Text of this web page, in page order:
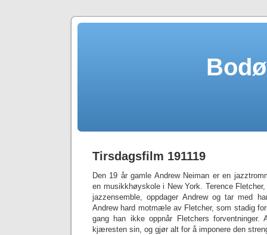
Tirsdagsfilm 191119
Den 19 år gamle Andrew Neiman er en
en musikkhøyskole i New York. Terence
jazzensemble, oppdager Andrew og tar med
Andrew hard motmæle av Fletcher, som stadig
gang han ikke oppnår Fletchers forventninger.
kjæresten sin, og gjør alt for å imponere den